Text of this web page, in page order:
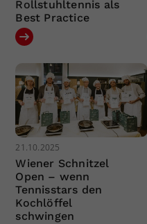
Rollstuhltennis als
Best Practice
21.10.2025
Wiener Schnitzel
Open – wenn
Tennisstars den
Kochlöffel
schwingen